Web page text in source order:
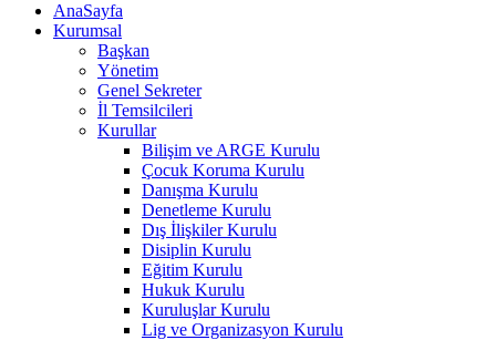
AnaSayfa
Kurumsal
Başkan
Yönetim
Genel Sekreter
İl Temsilcileri
Kurullar
Bilişim ve ARGE Kurulu
Çocuk Koruma Kurulu
Danışma Kurulu
Denetleme Kurulu
Dış İlişkiler Kurulu
Disiplin Kurulu
Eğitim Kurulu
Hukuk Kurulu
Kuruluşlar Kurulu
Lig ve Organizasyon Kurulu